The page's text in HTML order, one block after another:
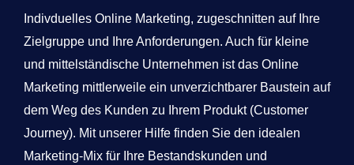
Indivduelles Online Marketing, zugeschnitten auf Ihre
Zielgruppe und Ihre Anforderungen. Auch für kleine
und mittelständische Unternehmen ist das Online
Marketing mittlerweile ein unverzichtbarer Baustein auf
dem Weg des Kunden zu Ihrem Produkt (Customer
Journey). Mit unserer Hilfe finden Sie den idealen
Marketing-Mix für Ihre Bestandskunden und